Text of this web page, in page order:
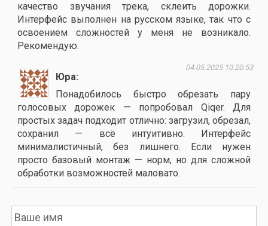
качество звучания трека, склеить дорожки.
Интерфейс выполнен на русском языке, так что с
освоением сложностей у меня не возникало.
Рекомендую.
Юра
04.05.2025 10:20:53
Понадобилось быстро обрезать пару
голосовых дорожек — попробовал Qiqer. Для
простых задач подходит отлично: загрузил, обрезал,
сохранил — всё интуитивно. Интерфейс
минималистичный, без лишнего. Если нужен
просто базовый монтаж — норм, но для сложной
обработки возможностей маловато.